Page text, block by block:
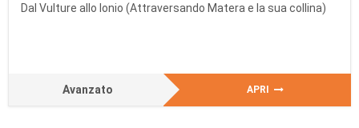
Dal Vulture allo Ionio (Attraversando Matera e la sua collina)
Avanzato APRI